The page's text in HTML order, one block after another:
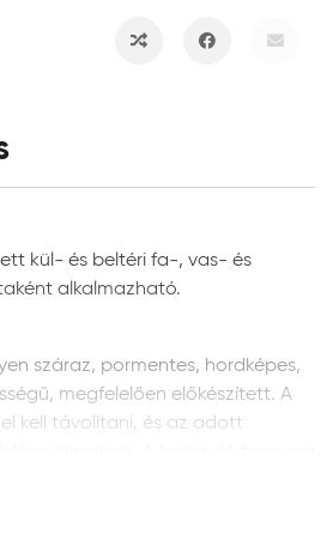
kül- és beltéri fa-, vas- és
alkalmazható.
száraz, pormentes, hordképes,
megfelelően előkészített. A
kell távolítani, és az adott
lehet.